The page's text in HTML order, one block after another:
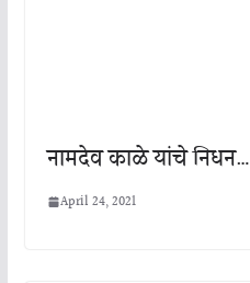
नामदेव काळे यांचे निधन…
April 24, 2021